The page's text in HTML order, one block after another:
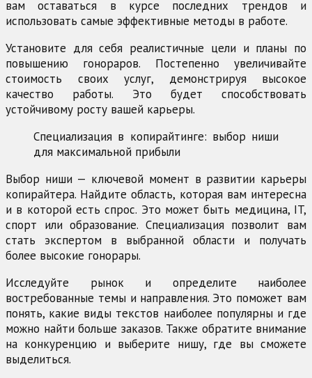
вам оставаться в курсе последних трендов и
использовать самые эффективные методы в работе.
Установите для себя реалистичные цели и планы по
повышению гонораров. Постепенно увеличивайте
стоимость своих услуг, демонстрируя высокое
качество работы. Это будет способствовать
устойчивому росту вашей карьеры.
Специализация в копирайтинге: выбор ниши
для максимальной прибыли
Выбор ниши — ключевой момент в развитии карьеры
копирайтера. Найдите область, которая вам интересна
и в которой есть спрос. Это может быть медицина, IT,
спорт или образование. Специализация позволит вам
стать экспертом в выбранной области и получать
более высокие гонорары.
Исследуйте рынок и определите наиболее
востребованные темы и направления. Это поможет вам
понять, какие виды текстов наиболее популярны и где
можно найти больше заказов. Также обратите внимание
на конкуренцию и выберите нишу, где вы сможете
выделиться.